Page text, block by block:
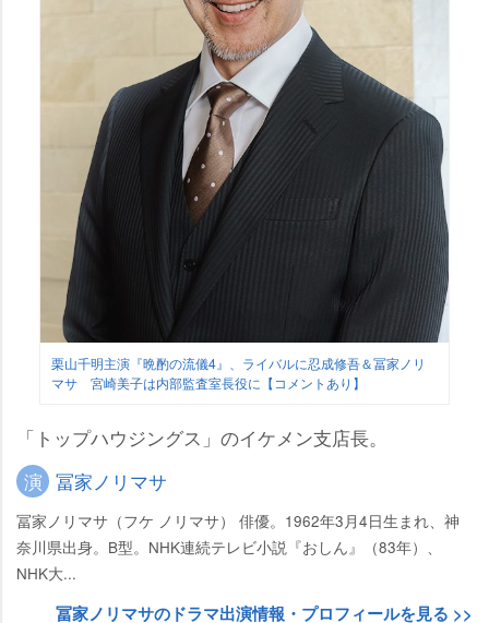
栗山千明主演『晩酌の流儀4』、ライバルに忍成修吾＆冨家ノリ
マサ 宮崎美子は内部監査室長役に【コメントあり】
「トップハウジングス」のイケメン支店長。
演 冨家ノリマサ
冨家ノリマサ（フケ ノリマサ） 俳優。1962年3月4日生まれ、神
奈川県出身。B型。NHK連続テレビ小説『おしん』（83年）、
NHK大...
冨家ノリマサのドラマ出演情報・プロフィールを見る >>